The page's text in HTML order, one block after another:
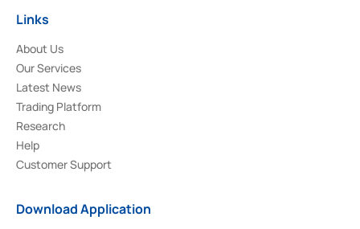
Links
About Us
Our Services
Latest News
Trading Platform
Research
Help
Customer Support
Download Application